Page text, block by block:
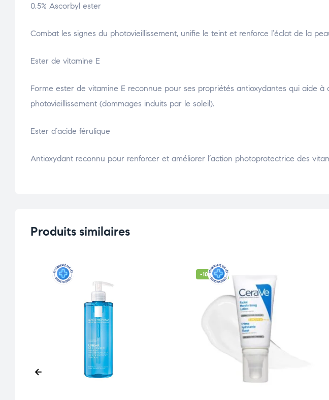
0,5% Ascorbyl ester
Combat les signes du photovieillissement, unifie le teint et renforce l’éclat de la
Ester de vitamine E
Forme ester de vitamine E reconnue pour ses propriétés antioxydantes qui aide à
photovieillissement (dommages induits par le soleil).
Ester d’acide férulique
Antioxydant reconnu pour renforcer et améliorer l’action photoprotectrice des
Produits similaires
-10% OFF